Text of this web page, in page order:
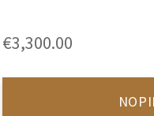
€3,300.00